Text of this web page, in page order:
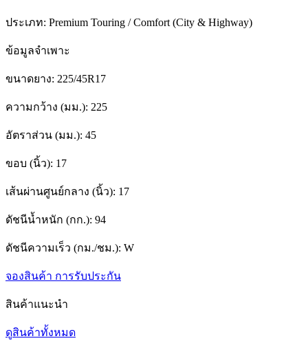
ประเภท: Premium Touring / Comfort (City & Highway)
ข้อมูลจำเพาะ
ขนาดยาง: 225/45R17
ความกว้าง (มม.): 225
อัตราส่วน (มม.): 45
ขอบ (นิ้ว): 17
เส้นผ่านศูนย์กลาง (นิ้ว): 17
ดัชนีน้ำหนัก (กก.): 94
ดัชนีความเร็ว (กม./ชม.): W
จองสินค้า การรับประกัน
สินค้าแนะนำ
ดูสินค้าทั้งหมด